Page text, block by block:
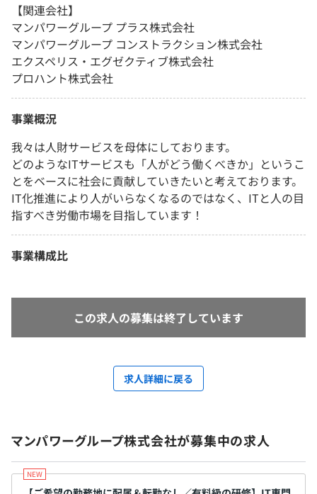
【関連会社】
マンパワーグループ プラス株式会社
マンパワーグループ コンストラクション株式会社
エクスペリス・エグゼクティブ株式会社
プロハント株式会社
事業概況
我々は人財サービスを母体にしております。
どのようなITサービスも「人がどう働くべきか」というこ
とをベースに社会に貢献していきたいと考えております。
IT化推進により人がいらなくなるのではなく、ITと人の目
指すべき労働市場を目指しています！
事業構成比
この求人の募集は終了しています
求人詳細に戻る
マンパワーグループ株式会社が募集中の求人